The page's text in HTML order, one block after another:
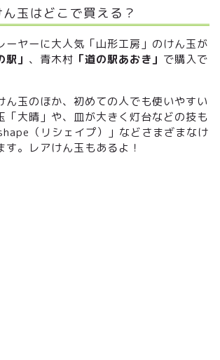
玉はどこで買える？
ーヤーに大人気「山形工房」のけん玉が
駅」 、青木村 「道の駅あおき」 で購入で
ん玉のほか、初めての人でも使いやすい
「大晴」や、皿が大きく灯台などの技も
（リシェイプ）」などさまざまなけ
す。レアけん玉もあるよ！